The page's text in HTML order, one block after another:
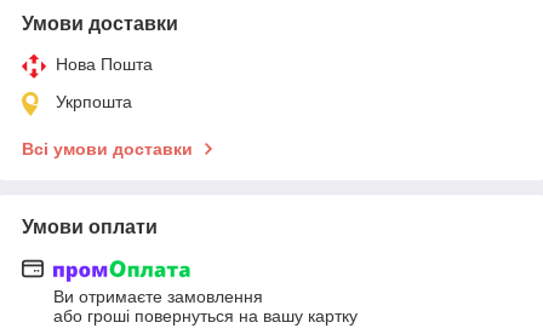
Умови доставки
Нова Пошта
Укрпошта
Всі умови доставки
Умови оплати
Ви отримаєте замовлення
або гроші повернуться на вашу картку